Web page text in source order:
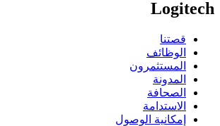
Logitech
قصتنا
الوظائف
المستثمرون
المدونة
الصحافة
الاستدامة
إمكانية الوصول